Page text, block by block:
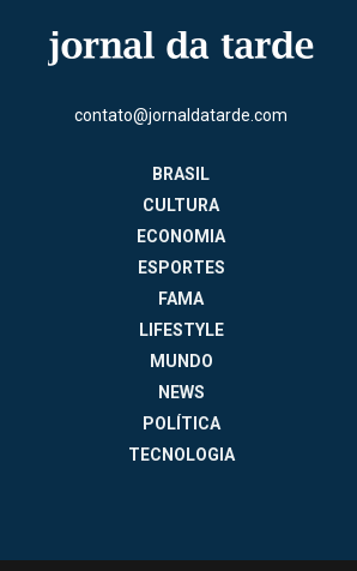
contato@jornaldatarde.com
BRASIL
CULTURA
ECONOMIA
ESPORTES
FAMA
LIFESTYLE
MUNDO
NEWS
POLÍTICA
TECNOLOGIA